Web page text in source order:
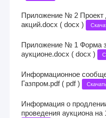
Приложение № 2 Проект
акций.docx ( docx )
Приложение № 1 Форма
аукционе.docx ( docx )
Информационное
Газпром.pdf ( pdf )
Информация о
проведения аукциона на